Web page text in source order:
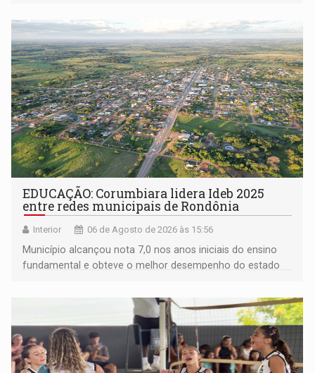
EDUCAÇÃO: Corumbiara lidera Ideb 2025
entre redes municipais de Rondônia
Interior 06 de Agosto de 2026 às 15:56
Município alcançou nota 7,0 nos anos iniciais do ensino
fundamental e obteve o melhor desempenho do estado